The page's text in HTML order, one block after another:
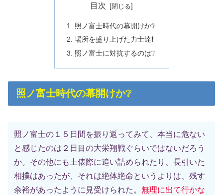
目次
照ノ富士時代の幕開けか❔
場所を盛り上げた力士達❗
照ノ富士に対抗するのは❔
照ノ富士時代の幕開けか❔
照ノ富士の１５日間を振り返ってみて、本当に危ない
と感じたのは２日目の大栄翔戦ぐらいではないだろう
か。その他にも土俵際に追い詰められたり、長引いた
相撲はあったが、それは絶体絶命というよりは、残す
余裕があったように見受けられた。 無理に出て行かな